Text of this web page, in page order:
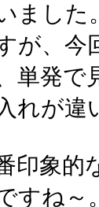
ました。
が、今
単発で
れが違
印象的
すね～。